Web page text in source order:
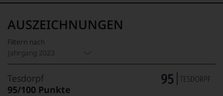
AUSZEICHNUNGEN
Filtern nach
Jahrgang 2023
Tesdorpf
95/100 Punkte